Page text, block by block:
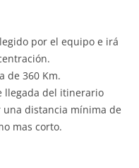
por el equipo e irá
de 360 Km.
llegada del itinerario
distancia mínima de
mas corto.